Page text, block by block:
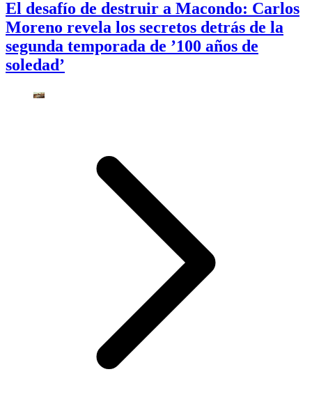
El desafío de destruir a Macondo: Carlos
Moreno revela los secretos detrás de la
segunda temporada de ’100 años de
soledad’